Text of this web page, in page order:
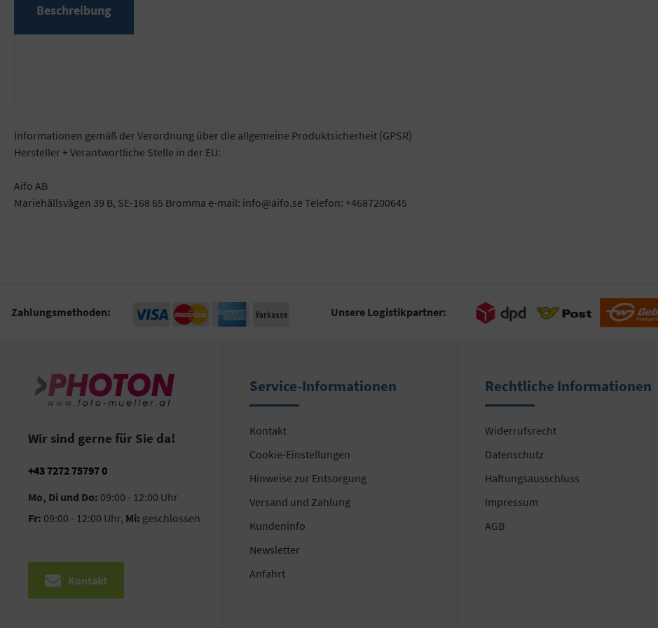
Beschreibung
Informationen gemäß der Verordnung über die allgemeine Produktsicherheit (GPSR)
Hersteller + Verantwortliche Stelle in der EU:
Aifo AB
Mariehällsvägen 39 B, SE-168 65 Bromma e-mail: info@aifo.se Telefon: +4687200645
Zahlungsmethoden: Unsere Logistikpartner:
Wir sind gerne für Sie da!
+43 7272 75797 0
Mo, Di und Do: 09:00 - 12:00 Uhr
Fr: 09:00 - 12:00 Uhr, Mi: geschlossen
Kontakt
Service-Informationen
Kontakt
Cookie-Einstellungen
Hinweise zur Entsorgung
Versand und Zahlung
Kundeninfo
Newsletter
Anfahrt
Rechtliche Informationen
Widerrufsrecht
Datenschutz
Haftungsausschluss
Impressum
AGB